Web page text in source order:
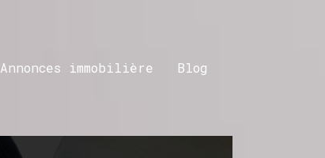
Annonces immobilière Blog